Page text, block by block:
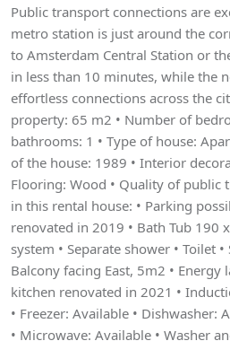
Public transport connections are
metro station is just around the
to Amsterdam Central Station or
in less than 10 minutes, while the
effortless connections across the
property: 65 m2 • Number of
bathrooms: 1 • Type of house:
of the house: 1989 • Interior
Flooring: Wood • Quality of public
in this rental house: • Parking
renovated in 2019 • Bath Tub 190
system • Separate shower • Toilet
Balcony facing East, 5m2 • Energy
kitchen renovated in 2021 •
• Freezer: Available • Dishwasher:
• Microwave: Available • Washer